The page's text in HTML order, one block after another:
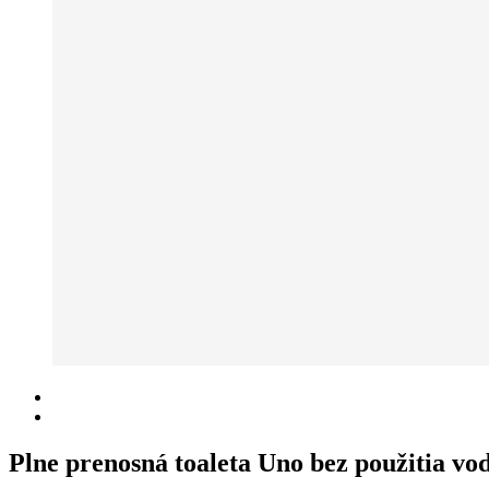
Plne prenosná toaleta Uno bez použitia